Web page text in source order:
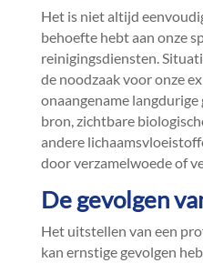
Het is niet altijd
behoefte hebt aan onze
reinigingsdiensten.​
de noodzaak voor onze
onaangename
bron, zichtbare
andere
door verzamelwoede of
De gevolgen
Het uitstellen van een
kan ernstige gevolgen